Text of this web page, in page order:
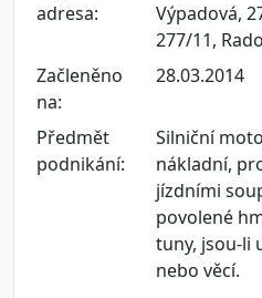
adresa:
Výpadová,
277/11,
Začleněno
na:
28.03.2014
Předmět
podnikání:
Silniční
nákladní,
jízdními
povolené
tuny, jsou-li
nebo věcí.